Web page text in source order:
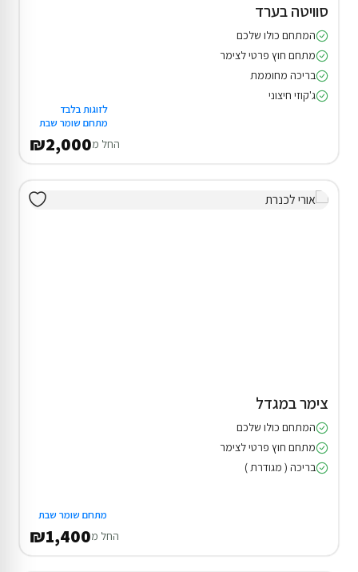
סוויטה בערד
המתחם כולו שלכם
מתחם חוץ פרטי לצימר
בריכה מחוממת
ג'קוזי חיצוני
לזוגות בלבד
מתחם שומר שבת
החל מ₪2,000
צימר במגדל
המתחם כולו שלכם
מתחם חוץ פרטי לצימר
בריכה ( מגודרת )
מתחם שומר שבת
החל מ₪1,400